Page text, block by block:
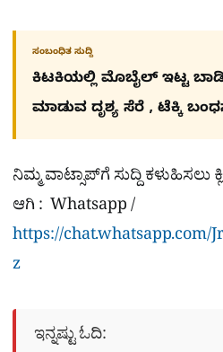
ಸಂಬಂಧಿತ ಸುದ್ದಿ
ಕಿಟಕಿಯಲ್ಲಿ ಮೊಬೈಲ್ ಇಟ್ಟ
ಮಾಡುವ ದೃಶ್ಯ ಸೆರೆ , ಟೆಕ್ಕಿ
ನಿಮ್ಮ ವಾಟ್ಸಾಪ್​ಗೆ ಸುದ್ದಿ
ಆಗಿ : Whatsapp /
https://chat.whatsapp.com/
z
ಇನ್ನಷ್ಟು ಓದಿ: